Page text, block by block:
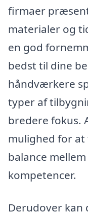
firmaer
materialer og
en god
bedst til dine
håndværkere
typer af
bredere fokus.
mulighed for
balance
kompetencer.
Derudover kan